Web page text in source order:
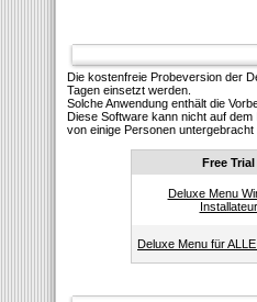
Die kostenfreie Probeversion der
Tagen einsetzt werden.
Solсhe Anwendung enthält die
Diese Software kann nicht auf
von einige Personen untergebracht
Free Trial
Deluxe Menu
Installateur
Deluxe Menu für